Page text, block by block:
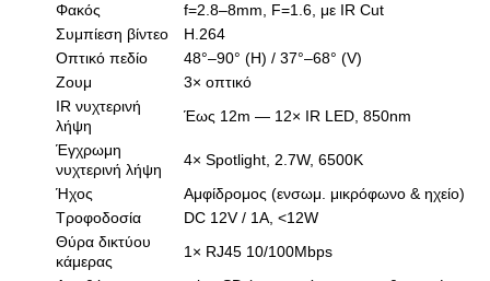
Φακός
f=2.8–8mm, F=1.6, με IR Cut
Συμπίεση βίντεο
H.264
Οπτικό πεδίο
48°–90° (Η) / 37°–68° (V)
Ζουμ
3× οπτικό
IR νυχτερινή
λήψη
Έως 12m — 12× IR LED, 850nm
Έγχρωμη
νυχτερινή λήψη
4× Spotlight, 2.7W, 6500K
Ήχος
Αμφίδρομος (ενσωμ. μικρόφωνο & ηχείο)
Τροφοδοσία
DC 12V / 1A, <12W
Θύρα δικτύου
κάμερας
1× RJ45 10/100Mbps